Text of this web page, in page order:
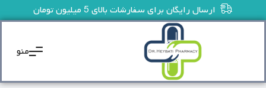
ارسال رایگان برای سفارشات بالای 5 میلیون تومان
منو